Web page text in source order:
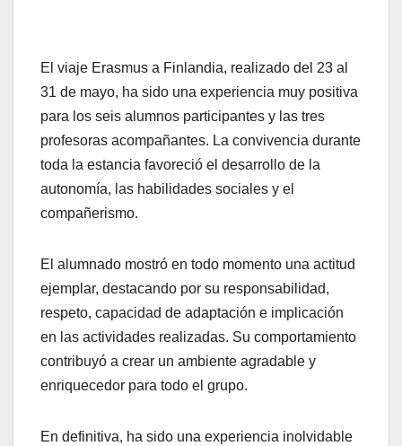
El viaje Erasmus a Finlandia, realizado del 23 al
31 de mayo, ha sido una experiencia muy positiva
para los seis alumnos participantes y las tres
profesoras acompañantes. La convivencia durante
toda la estancia favoreció el desarrollo de la
autonomía, las habilidades sociales y el
compañerismo.
El alumnado mostró en todo momento una actitud
ejemplar, destacando por su responsabilidad,
respeto, capacidad de adaptación e implicación
en las actividades realizadas. Su comportamiento
contribuyó a crear un ambiente agradable y
enriquecedor para todo el grupo.
En definitiva, ha sido una experiencia inolvidable